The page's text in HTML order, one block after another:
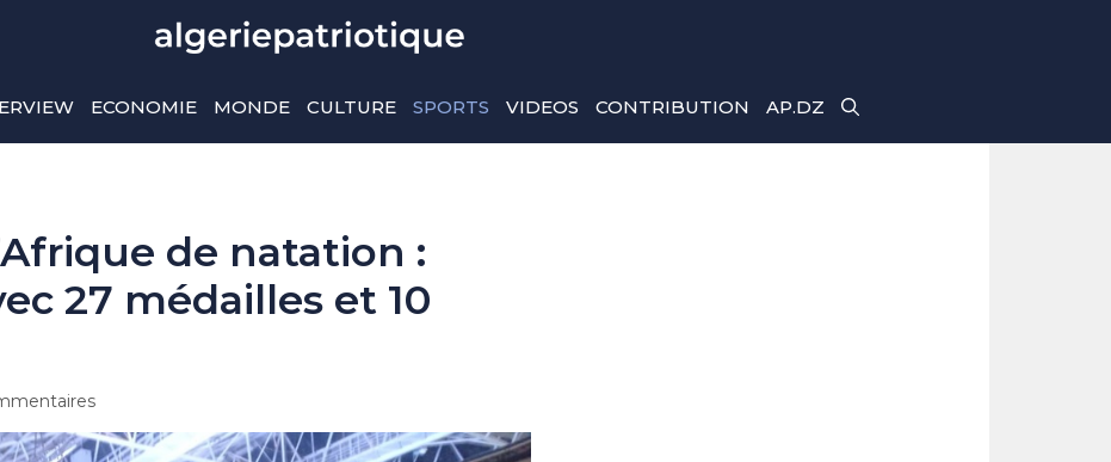
ECONOMIE MONDE CULTURE SPORTS VIDEOS CONTRIBUTION AP.DZ
de natation :
27 médailles et 10